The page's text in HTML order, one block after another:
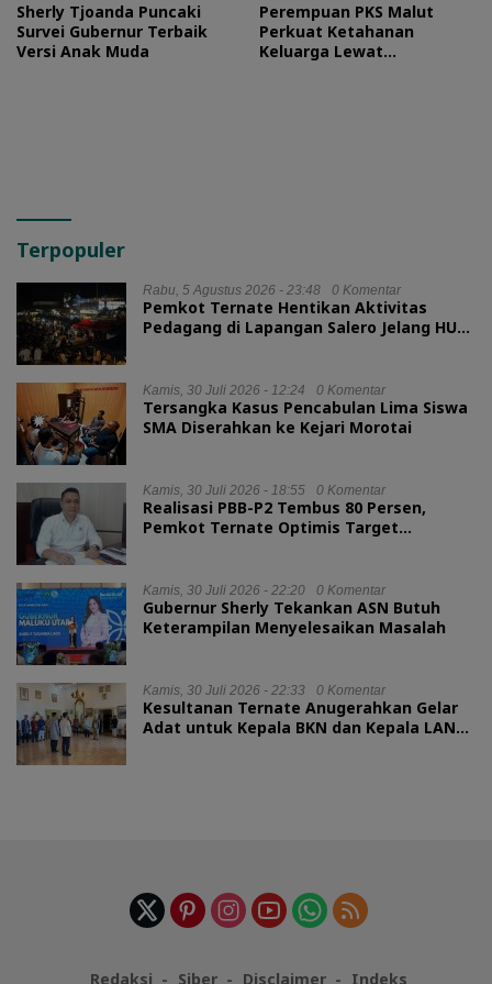
Sherly Tjoanda Puncaki
Survei Gubernur Terbaik
Versi Anak Muda
Perempuan PKS Malut
Perkuat Ketahanan
Keluarga Lewat
Terpopuler
Rabu, 5 Agustus 2026 - 23:48 0 Komentar
Pemkot Ternate Hentikan Aktivitas
Pedagang di Lapangan Salero Jelang HUT
Kamis, 30 Juli 2026 - 12:24 0 Komentar
Tersangka Kasus Pencabulan Lima Siswa
SMA Diserahkan ke Kejari Morotai
Kamis, 30 Juli 2026 - 18:55 0 Komentar
Realisasi PBB-P2 Tembus 80 Persen,
Pemkot Ternate Optimis Target
Kamis, 30 Juli 2026 - 22:20 0 Komentar
Gubernur Sherly Tekankan ASN Butuh
Keterampilan Menyelesaikan Masalah
Kamis, 30 Juli 2026 - 22:33 0 Komentar
Kesultanan Ternate Anugerahkan Gelar
Adat untuk Kepala BKN dan Kepala LAN
Redaksi Siber Disclaimer Indeks